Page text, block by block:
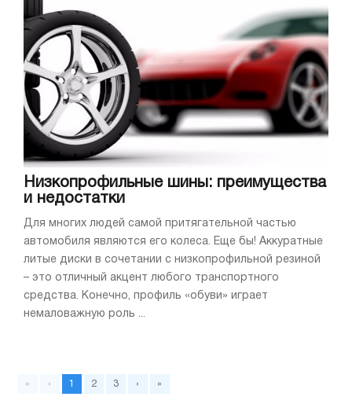
Низкопрофильные шины: преимущества
и недостатки
Для многих людей самой притягательной частью
автомобиля являются его колеса. Еще бы! Аккуратные
литые диски в сочетании с низкопрофильной резиной
– это отличный акцент любого транспортного
средства. Конечно, профиль «обуви» играет
немаловажную роль ...
« ‹ 1 2 3 › »